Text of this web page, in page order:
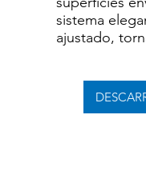
sistema
ajustado,